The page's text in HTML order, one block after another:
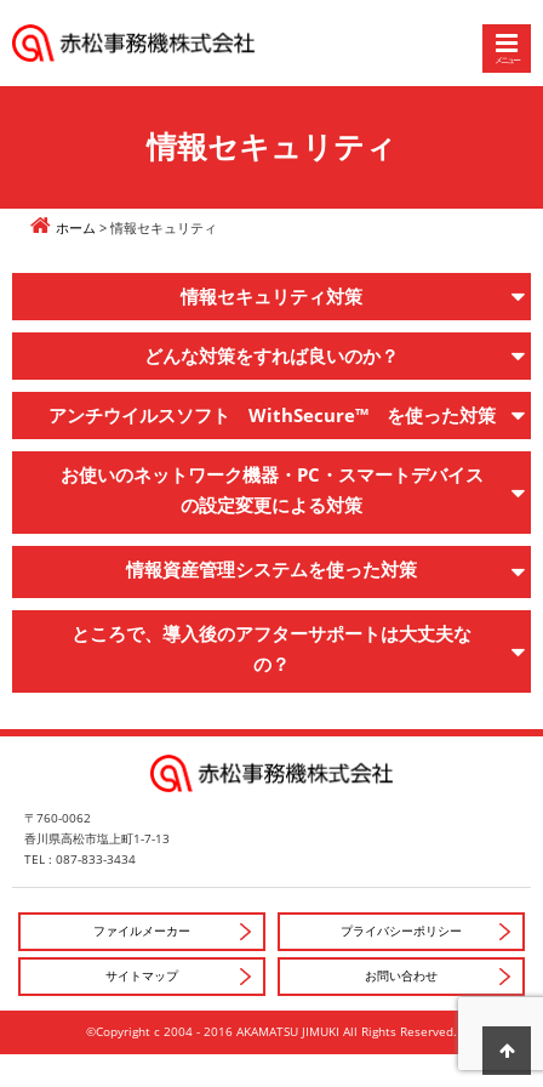
メニュー
株
会
情報セキュリティ
ホーム 情報セキュリティ
情報セキュリティ対策
どんな対策をすれば良いのか？
アンチウイルスソフト WithSecure™ を使った対策
お使いのネットワーク機器・PC・スマートデバイス
の設定変更による対策
情報資産管理システムを使った対策
ところで、導入後のアフターサポートは大丈夫な
の？
〒760-0062
香川県高松市塩上町1-7-13
TEL : 087-833-3434
ファイルメーカー プライバシーポリシー
サイトマップ お問い合わせ
©Copyright c 2004 - 2016 AKAMATSU JIMUKI All Rights Reserved.